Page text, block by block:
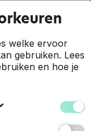
idee is
Ik bekijk het
welke ervoor
gebruiken. Lees
en hoe je
de